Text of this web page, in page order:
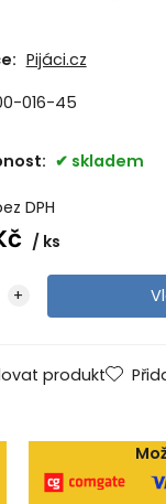
Pijáci.cz
016-45
skladem
DPH
ks
produkt